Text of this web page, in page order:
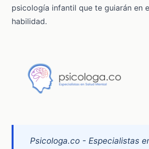
psicología infantil que te guiarán en
habilidad.
Psicologa.co - Especialistas